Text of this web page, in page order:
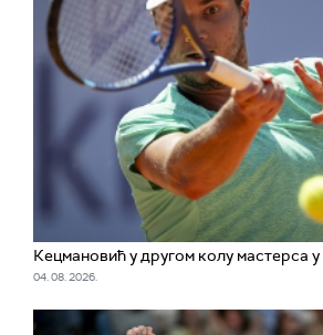
Кецмановић у другом колу мастерса
04. 08. 2026.